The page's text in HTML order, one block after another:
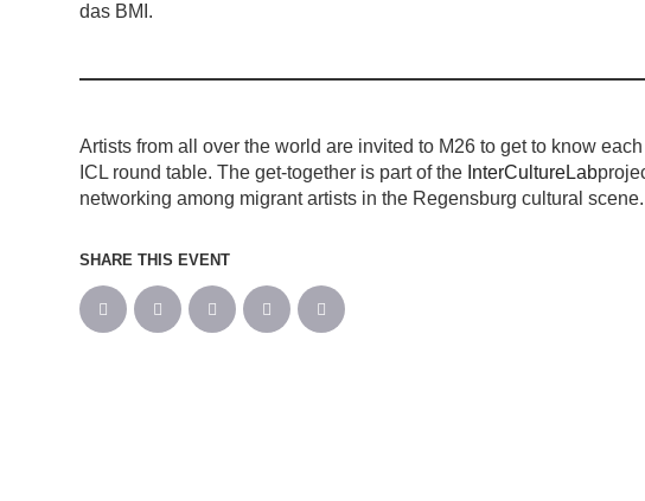
das BMI.
Artists from all over the world are invited to M26 to get to know
ICL round table. The get-together is part of the InterCultureLab
networking among migrant artists in the Regensburg cultural scene.
SHARE THIS EVENT